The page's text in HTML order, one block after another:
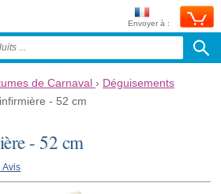
Envoyer à :
de Carnaval › Déguisements
- 52 cm
- 52 cm
Avis